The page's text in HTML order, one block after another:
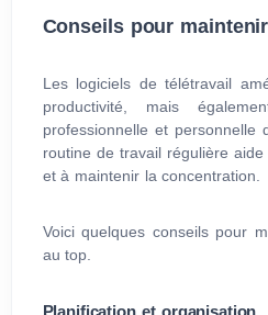
Conseils pour
Les logiciels de télétravail
productivité, mais
professionnelle et personnelle
routine de travail régulière
et à maintenir la concentration.
Voici quelques conseils pour
au top.